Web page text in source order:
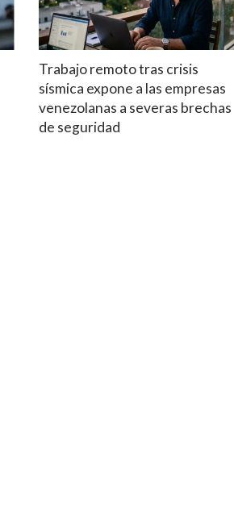
Trabajo remoto tras crisis
sísmica expone a las empresas
venezolanas a severas brechas
de seguridad